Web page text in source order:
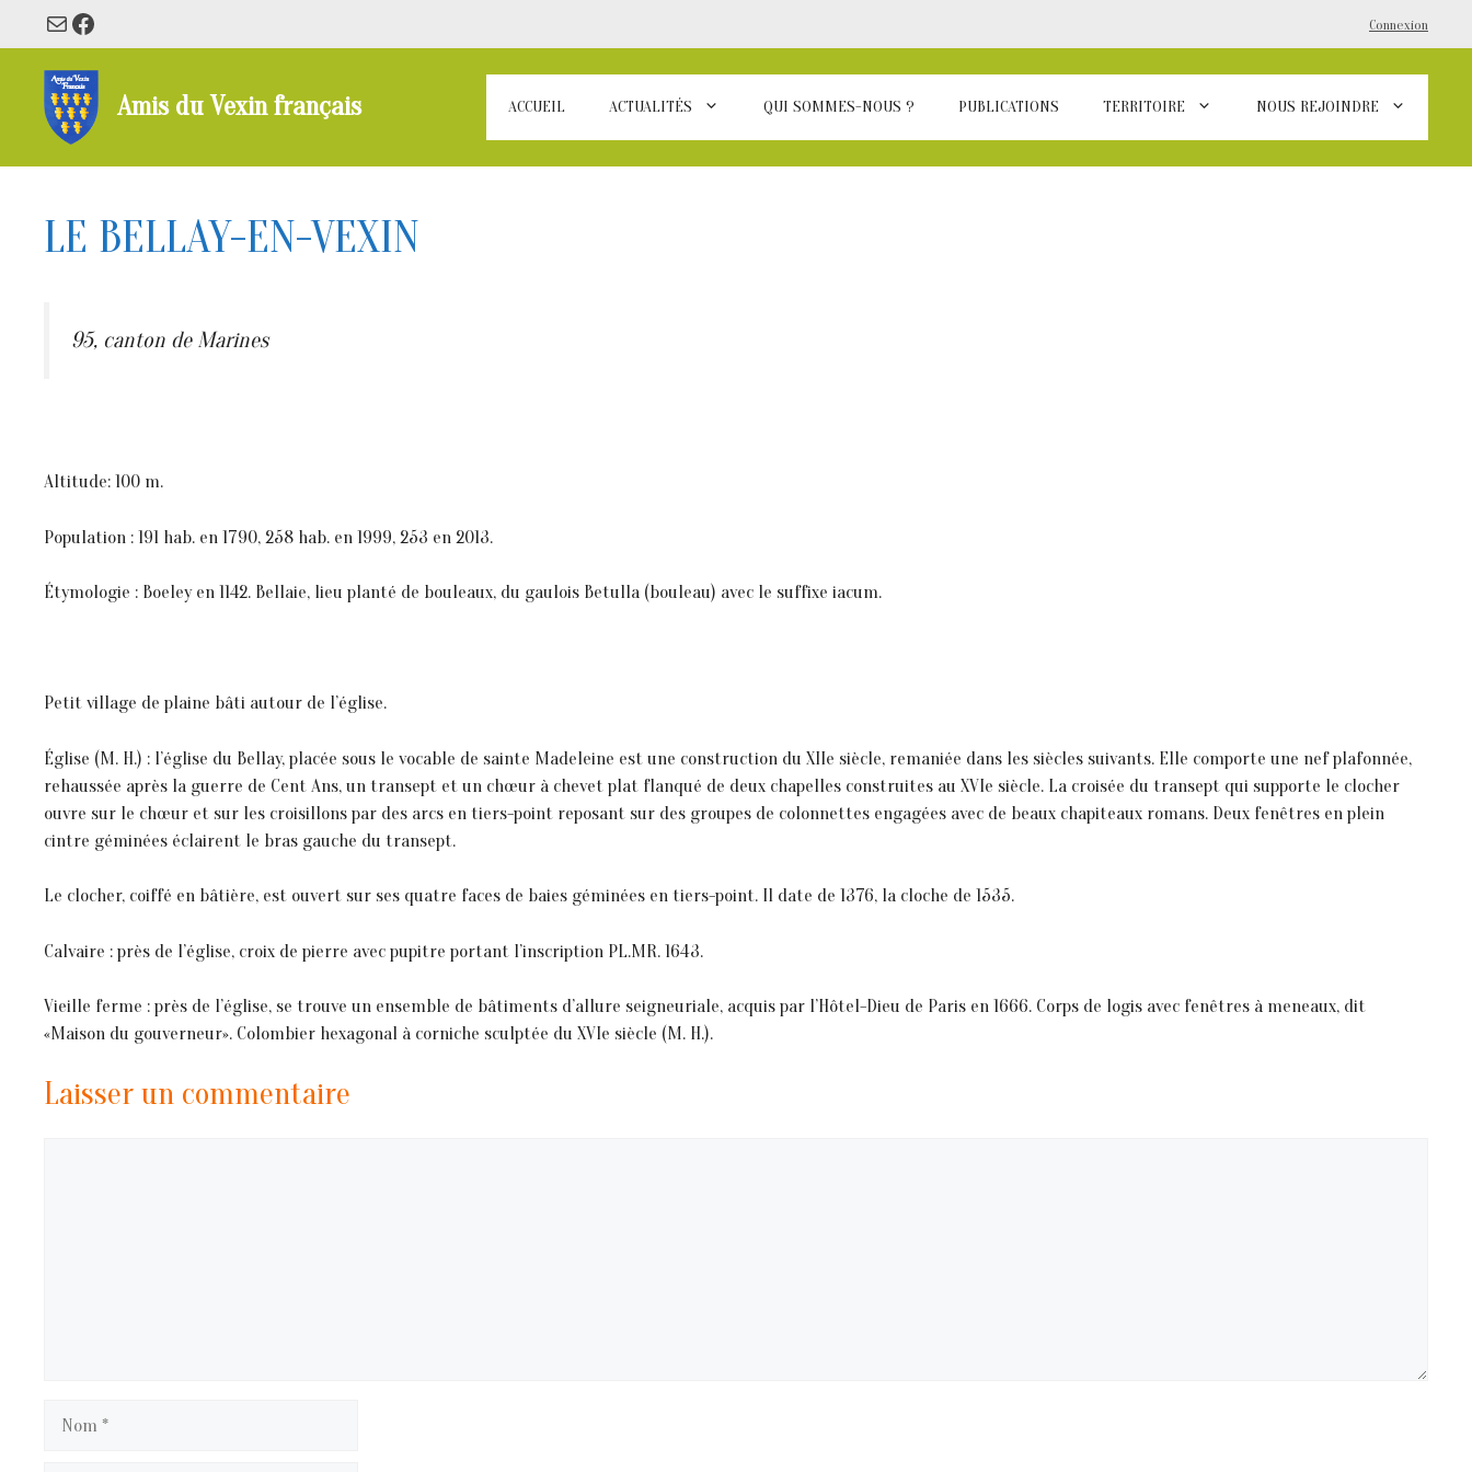
contenu
Connexion
E-mailFacebook
Amis du Vexin français ACCUEIL ACTUALITÉS QUI SOMMES-NOUS ? PUBLICATIONS TERRITOIRE NOUS REJOINDRE
LE BELLAY-EN-VEXIN
95, canton de Marines
Altitude: 100 m.
Population : 191 hab. en 1790, 258 hab. en 1999, 253 en 2013.
Étymologie : Boeley en 1142. Bellaie, lieu planté de bouleaux, du gaulois Betulla (bouleau) avec le suffixe iacum.
Petit village de plaine bâti autour de l’église.
Église (M. H.) : l’église du Bellay, placée sous le vocable de sainte Madeleine est une construction du XIIe siècle, remaniée dans les siècles suivants. Elle comporte une nef plafonnée,
rehaussée après la guerre de Cent Ans, un transept et un chœur à chevet plat flanqué de deux chapelles construites au XVIe siècle. La croisée du transept qui supporte le clocher
ouvre sur le chœur et sur les croisillons par des arcs en tiers-point reposant sur des groupes de colonnettes engagées avec de beaux chapiteaux romans. Deux fenêtres en plein
cintre géminées éclairent le bras gauche du transept.
Le clocher, coiffé en bâtière, est ouvert sur ses quatre faces de baies géminées en tiers-point. Il date de 1376, la cloche de 1535.
Calvaire : près de l’église, croix de pierre avec pupitre portant l’inscription PL.MR. 1643.
Vieille ferme : près de l’église, se trouve un ensemble de bâtiments d’allure seigneuriale, acquis par l’Hôtel-Dieu de Paris en 1666. Corps de logis avec fenêtres à meneaux, dit
«Maison du gouverneur». Colombier hexagonal à corniche sculptée du XVIe siècle (M. H.).
Laisser un commentaire